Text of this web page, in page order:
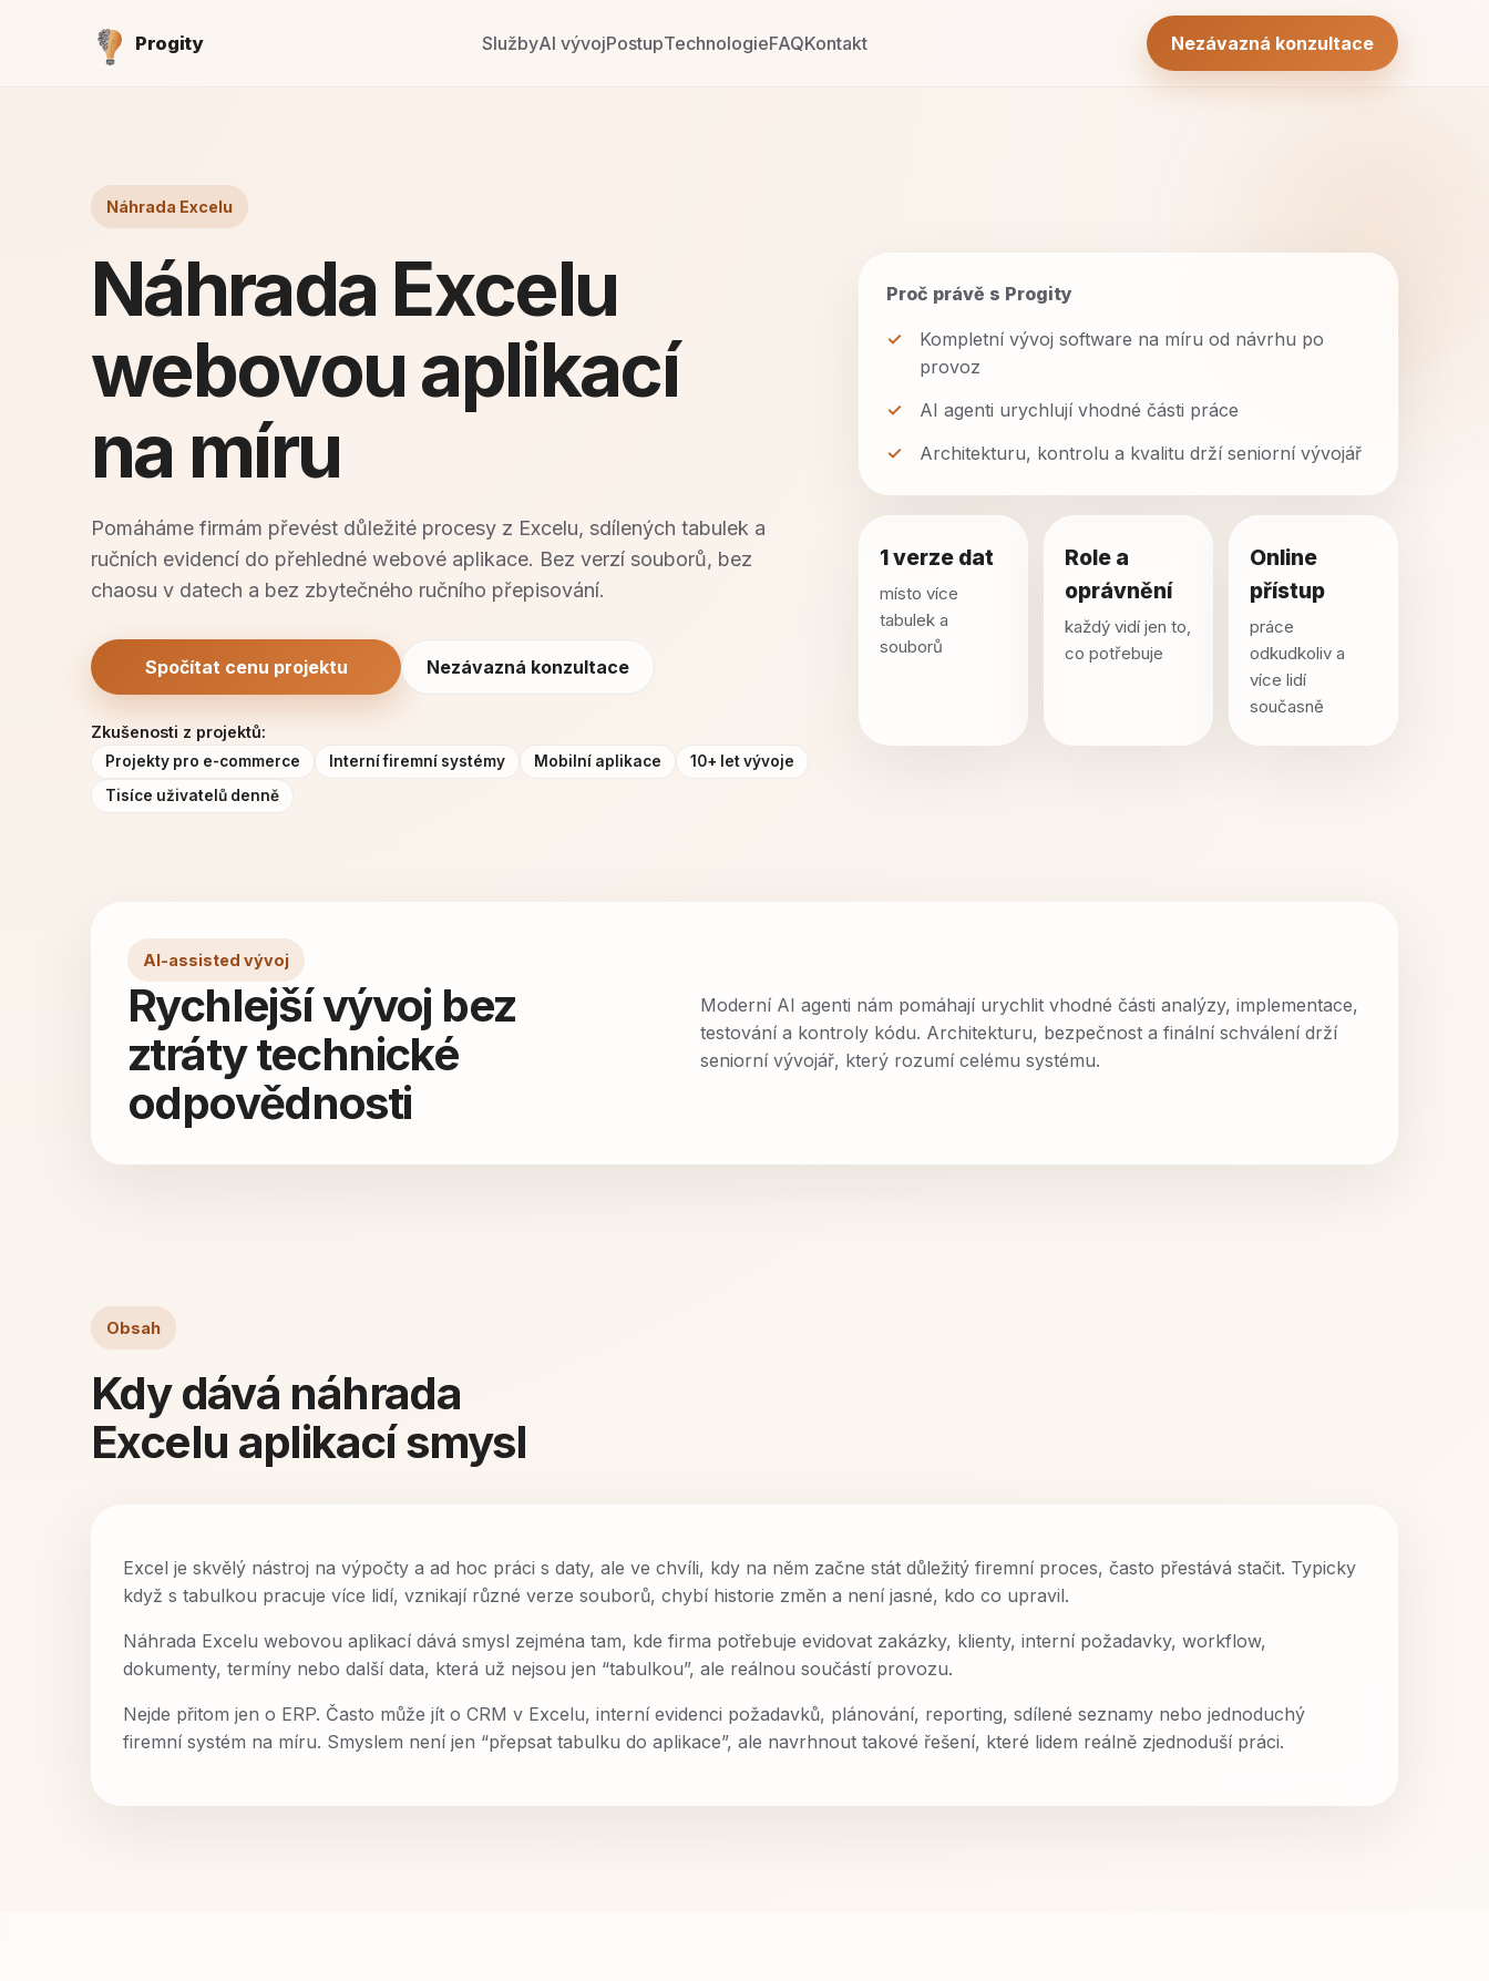
Progity SlužbyAI vývojPostupTechnologieFAQKontakt Nezávazná konzultace
Náhrada Excelu
Náhrada Excelu
webovou aplikací
na míru
Pomáháme firmám převést důležité procesy z Excelu, sdílených tabulek a
ručních evidencí do přehledné webové aplikace. Bez verzí souborů, bez
chaosu v datech a bez zbytečného ručního přepisování.
Spočítat cenu projektu Nezávazná konzultace
Zkušenosti z projektů:
Projekty pro e-commerce Interní firemní systémy Mobilní aplikace
10+ let vývoje
Tisíce uživatelů denně
Proč právě s Progity
Kompletní vývoj software na míru od návrhu po
provoz
AI agenti urychlují vhodné části práce
Architekturu, kontrolu a kvalitu drží seniorní vývojář
1 verze dat
místo více
tabulek a
souborů
Role a
oprávnění
každý vidí jen to,
co potřebuje
Online
přístup
práce
odkudkoliv a
více lidí
současně
AI-assisted vývoj
Rychlejší vývoj bez
ztráty technické
odpovědnosti
Moderní AI agenti nám pomáhají urychlit vhodné části analýzy, implementace,
testování a kontroly kódu. Architekturu, bezpečnost a finální schválení drží
seniorní vývojář, který rozumí celému systému.
Obsah
Kdy dává náhrada
Excelu aplikací smysl
Excel je skvělý nástroj na výpočty a ad hoc práci s daty, ale ve chvíli, kdy na něm začne stát důležitý firemní proces, často přestává stačit. Typicky
když s tabulkou pracuje více lidí, vznikají různé verze souborů, chybí historie změn a není jasné, kdo co upravil.
Náhrada Excelu webovou aplikací dává smysl zejména tam, kde firma potřebuje evidovat zakázky, klienty, interní požadavky, workflow,
dokumenty, termíny nebo další data, která už nejsou jen “tabulkou”, ale reálnou součástí provozu.
Nejde přitom jen o ERP. Často může jít o CRM v Excelu, interní evidenci požadavků, plánování, reporting, sdílené seznamy nebo jednoduchý
firemní systém na míru. Smyslem není jen “přepsat tabulku do aplikace”, ale navrhnout takové řešení, které lidem reálně zjednoduší práci.